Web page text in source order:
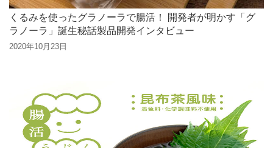
くるみを使ったグラノーラで腸活！ 開発者が明かす「グ
ラノーラ」誕生秘話製品開発インタビュー
2020年10月23日